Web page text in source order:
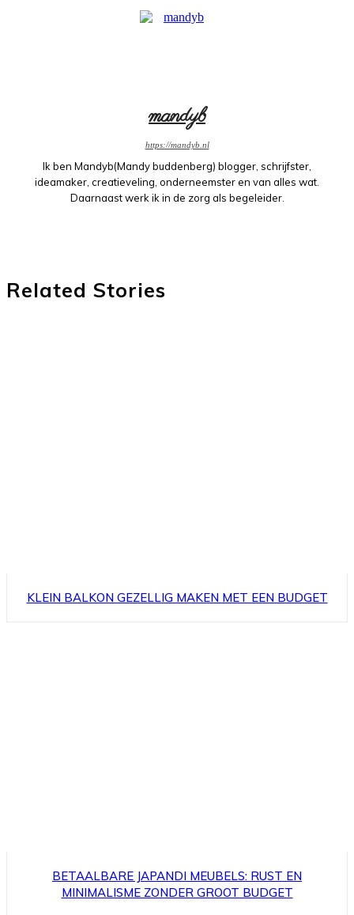
mandyb
https://mandyb.nl
Ik ben Mandyb(Mandy buddenberg) blogger, schrijfster,
ideamaker, creatieveling, onderneemster en van alles wat.
Daarnaast werk ik in de zorg als begeleider.
Related Stories
KLEIN BALKON GEZELLIG MAKEN MET EEN BUDGET
BETAALBARE JAPANDI MEUBELS: RUST EN
MINIMALISME ZONDER GROOT BUDGET